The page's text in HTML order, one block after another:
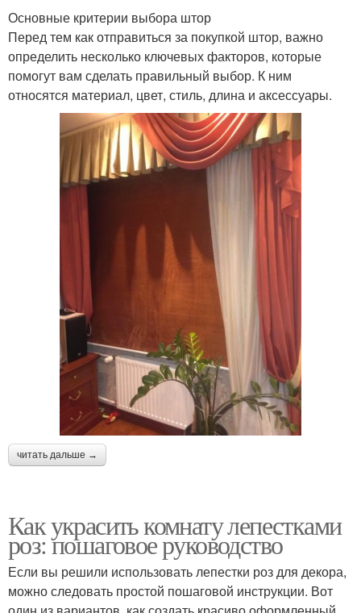
Основные критерии выбора штор
Перед тем как отправиться за покупкой штор, важно
определить несколько ключевых факторов, которые
помогут вам сделать правильный выбор. К ним
относятся материал, цвет, стиль, длина и аксессуары.
читать дальше →
Как украсить комнату лепестками
роз: пошаговое руководство
Если вы решили использовать лепестки роз для декора,
можно следовать простой пошаговой инструкции. Вот